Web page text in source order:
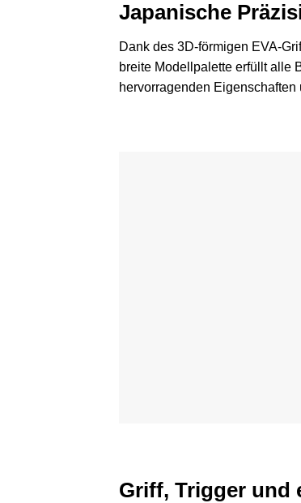
Japanische
Dank des 3D-förmigen EVA-
breite Modellpalette erfüllt alle
hervorragenden
Griff, Trigger und